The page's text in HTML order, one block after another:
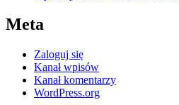
Meta
Zaloguj się
Kanał wpisów
Kanał komentarzy
WordPress.org